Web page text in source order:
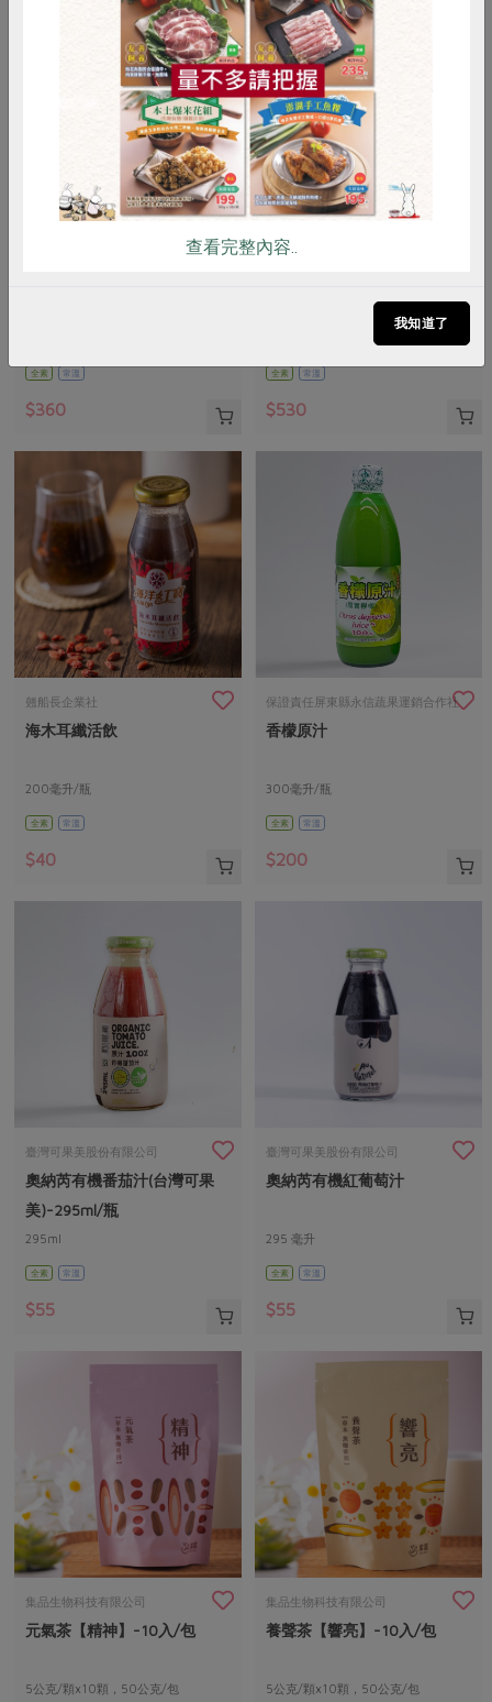
全素 常溫
$360
綠藤生物科技股份有限公司
全素 常溫
$530
翹船長企業社
海木耳纖活飲
200毫升/瓶
全素 常溫
$40
保證責任屏東縣永信蔬果運銷合作社
香檬原汁
300毫升/瓶
全素 常溫
$200
臺灣可果美股份有限公司
奧納芮有機番茄汁(台灣可果
美)-295ml/瓶
295ml
全素 常溫
$55
臺灣可果美股份有限公司
奧納芮有機紅葡萄汁
295 毫升
全素 常溫
$55
集品生物科技有限公司
元氣茶【精神】-10入/包
5公克/顆x10顆，50公克/包
集品生物科技有限公司
養聲茶【響亮】-10入/包
5公克/顆x10顆，50公克/包
RPET 食譜 減硝酸鹽
雞蛋 食安 共同購買
查看完整內容..
我知道了